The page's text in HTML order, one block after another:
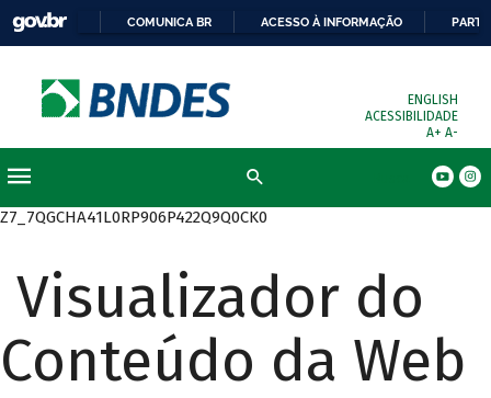
COMUNICA BR ACESSO À INFORMAÇÃO
ENGLISH
ACESSIBILIDADE
A+ A-
Z7_7QGCHA41L0RP906P422Q9Q0CK0
Visualizador do
Conteúdo da Web